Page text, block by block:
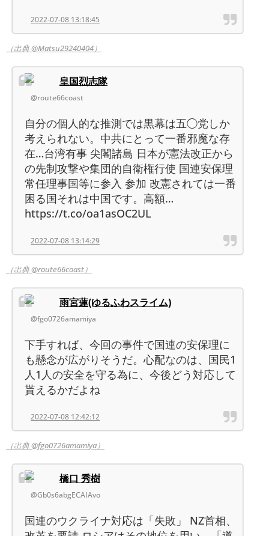
2022-07-08 13:18:45
（出典 @Matsu29240404）
皇国烈志隊
@route66coast
自分の個人的な推測では黒幕は五◯党しか
考えられない。中共にとって一番邪魔な存
在…台湾有事 尖閣諸島 日本が憲法改正から
の先制攻撃や集団的自衛権行使 国連安保理
常任理事国等に参入 参加 改憲されては一番
困る国それは中国です。高額…
https://t.co/oa1asOC2UL
2022-07-08 13:14:29
（出典 @route66coast）
雨宮蓮(ゆるふわスライム)
@fgo0726amamiya
下手すれば、今回の事件で国連の安保理に
も懸念が広がりそうだ。心配なのは、国民1
人1人の安全を守る為に、今後どう対応して
貰えるかだよね
2022-07-08 12:42:12
（出典 @fgo0726amamiya）
橋口 秀樹
@Gb0s6abgECAIAvo
国連のウクライナ対応は「失敗」 NZ首相、